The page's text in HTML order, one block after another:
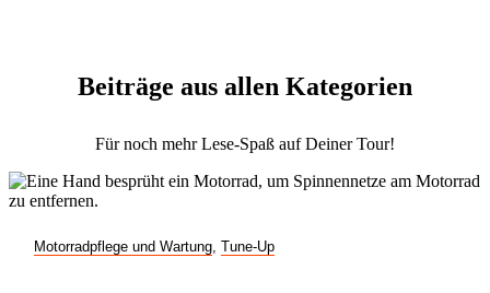
Beiträge aus allen Kategorien
Für noch mehr Lese-Spaß auf Deiner Tour!
Motorradpflege und Wartung Tune-Up